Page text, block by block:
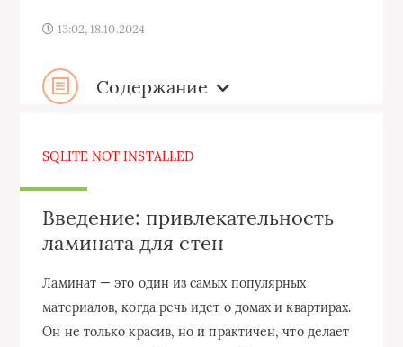
13:02, 18.10.2024
Содержание
SQLITE NOT INSTALLED
Введение: привлекательность
ламината для стен
Ламинат — это один из самых популярных
материалов, когда речь идет о домах и квартирах.
Он не только красив, но и практичен, что делает